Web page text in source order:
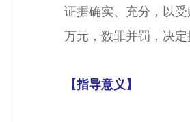
证据确实、充分，以
万元，数罪并罚，决
【指导意义】